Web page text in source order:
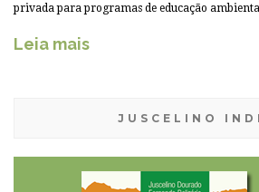
privada para programas de educação
Leia mais
JUSCELINO